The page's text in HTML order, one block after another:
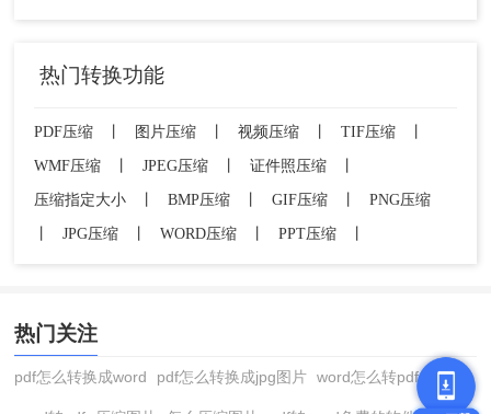
热门转换功能
PDF压缩 图片压缩 视频压缩 TIF压缩
WMF压缩
JPEG压缩 证件照压缩
压缩指定大小
BMP压缩 GIF压缩
PNG压缩
JPG压缩 WORD压缩 PPT压缩
热门关注
pdf怎么转换成word pdf怎么转换成jpg图片 word怎么转pdf